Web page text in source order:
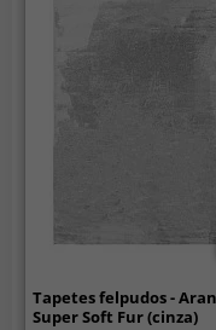
Tapetes felpudos -
Super Soft Fur (cinza)